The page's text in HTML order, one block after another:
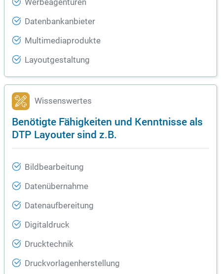
Werbeagenturen
Datenbankanbieter
Multimediaprodukte
Layoutgestaltung
Wissenswertes
Benötigte Fähigkeiten und Kenntnisse als
DTP Layouter sind z.B.
Bildbearbeitung
Datenübernahme
Datenaufbereitung
Digitaldruck
Drucktechnik
Druckvorlagenherstellung